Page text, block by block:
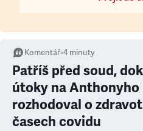
Komentář•4 minuty
Patříš před soud,
útoky na Anthonyho
rozhodoval o
časech covidu